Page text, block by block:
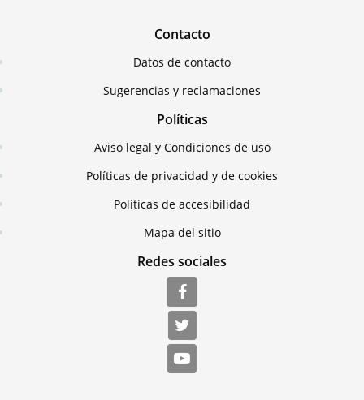
Contacto
Datos de contacto
Sugerencias y reclamaciones
Políticas
Aviso legal y Condiciones de uso
Políticas de privacidad y de cookies
Políticas de accesibilidad
Mapa del sitio
Redes sociales